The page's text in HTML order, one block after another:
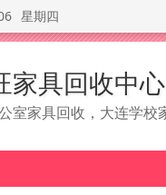
星期四
家具回收中心
室家具回收，大连学校